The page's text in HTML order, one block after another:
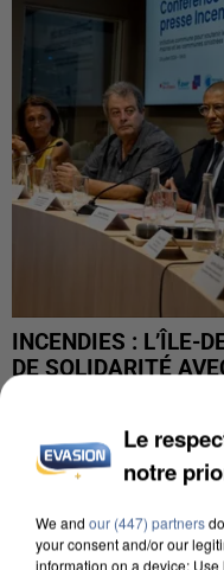
INCENDIES : L’ÎLE-
DE SOLIDARITÉ
Le
notre
We and our (447) partners
your consent and/or our
information on a device;